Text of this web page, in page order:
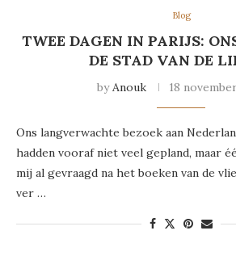
Blog
TWEE DAGEN IN PARIJS:
DE STAD VAN DE
byAnouk 18
Ons langverwachte bezoek aan
hadden vooraf niet veel gepland, maar
mij al gevraagd na het boeken van de
ver …